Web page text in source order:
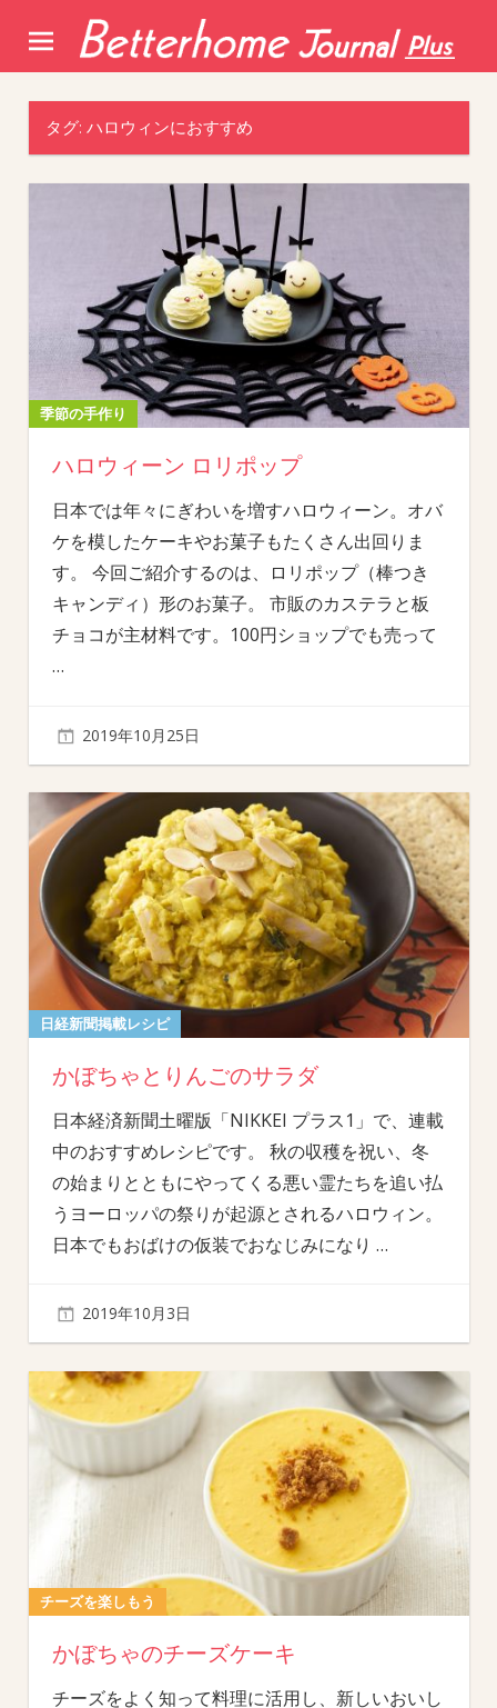
content
タグ: ハロウィンにおすすめ
季節の手作り
ハロウィーン ロリポップ
日本では年々にぎわいを増すハロウィーン。オバ
ケを模したケーキやお菓子もたくさん出回りま
す。 今回ご紹介するのは、ロリポップ（棒つき
キャンディ）形のお菓子。 市販のカステラと板
チョコが主材料です。100円ショップでも売って
…
2019年10月25日
日経新聞掲載レシピ
かぼちゃとりんごのサラダ
日本経済新聞土曜版「NIKKEI プラス1」で、連載
中のおすすめレシピです。 秋の収穫を祝い、冬
の始まりとともにやってくる悪い霊たちを追い払
うヨーロッパの祭りが起源とされるハロウィン。
日本でもおばけの仮装でおなじみになり …
2019年10月3日
チーズを楽しもう
かぼちゃのチーズケーキ
チーズをよく知って料理に活用し、新しいおいし